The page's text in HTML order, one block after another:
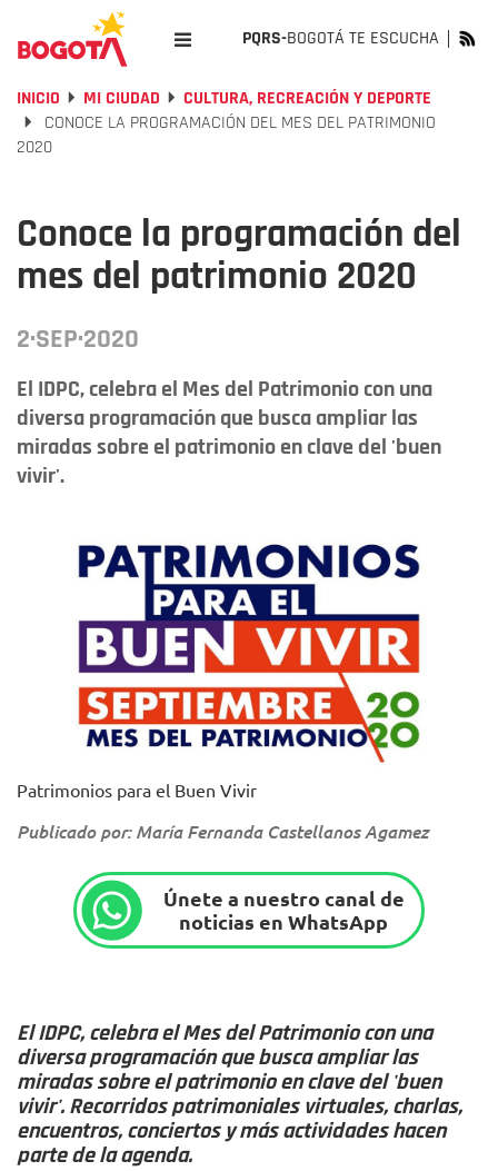
PQRS-BOGOTÁ TE ESCUCHA
INICIO MI CIUDAD
CULTURA, RECREACIÓN Y DEPORTE
CONOCE LA PROGRAMACIÓN DEL MES DEL PATRIMONIO
2020
Conoce la programación del
mes del patrimonio 2020
2·SEP·2020
El IDPC, celebra el Mes del Patrimonio con una
diversa programación que busca ampliar las
miradas sobre el patrimonio en clave del 'buen
vivir'.
Patrimonios para el Buen Vivir
Publicado por: María Fernanda Castellanos Agamez
Únete a nuestro canal de
noticias en WhatsApp
El IDPC, celebra el Mes del Patrimonio con una
diversa programación que busca ampliar las
miradas sobre el patrimonio en clave del 'buen
vivir'.Recorridos patrimoniales virtuales, charlas,
encuentros, conciertos y más actividades hacen
parte de la agenda.